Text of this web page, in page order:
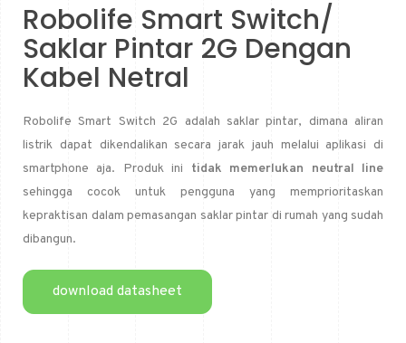
Robolife Smart Switch/
Saklar Pintar 2G Dengan
Kabel Netral
Robolife Smart Switch 2G adalah saklar pintar, dimana aliran
listrik dapat dikendalikan secara jarak jauh melalui aplikasi di
smartphone aja. Produk ini tidak memerlukan neutral line
sehingga cocok untuk pengguna yang memprioritaskan
kepraktisan dalam pemasangan saklar pintar di rumah yang sudah
dibangun.
download datasheet